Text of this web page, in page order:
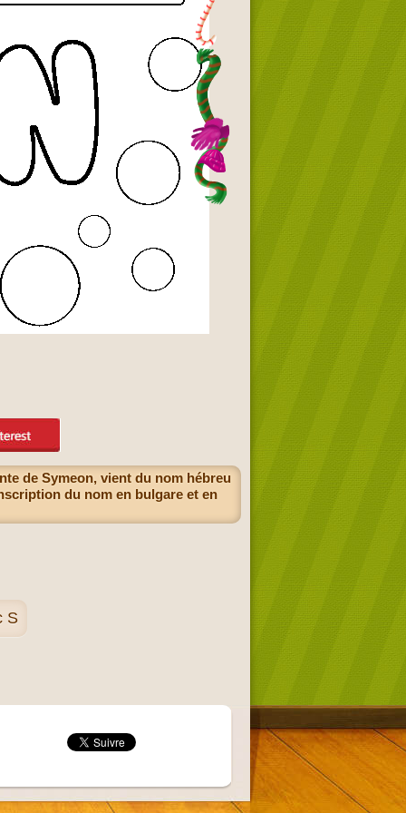
de Symeon, vient du nom hébreu
du nom en bulgare et en
S